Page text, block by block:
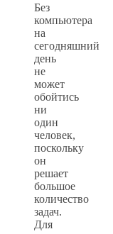
Без
компьютера
на
сегодняшний
день
не
может
обойтись
ни
один
человек,
поскольку
он
решает
большое
количество
задач.
Для